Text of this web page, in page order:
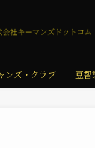
ンズ・クラブ 豆智